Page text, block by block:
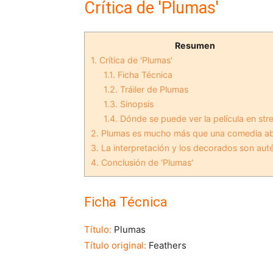
Crítica de 'Plumas'
Resumen
1. Crítica de 'Plumas'
1.1. Ficha Técnica
1.2. Tráiler de Plumas
1.3. Sinopsis
1.4. Dónde se puede ver la película en
2. Plumas es mucho más que una comedia
3. La interpretación y los decorados son
4. Conclusión de 'Plumas'
Ficha Técnica
Título: Plumas
Título original: Feathers